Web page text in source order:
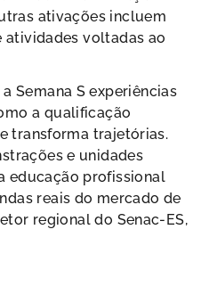
ativações incluem
atividades voltadas ao
Semana S experiências
a qualificação
transforma trajetórias.
e unidades
educação profissional
reais do mercado de
regional do Senac-ES,